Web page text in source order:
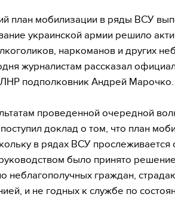
план мобилизации в ряды ВСУ
украинской армии решило
наркоманов и других
журналистам рассказал
подполковник Андрей Марочко.
проведенной очередной
доклад о том, что план
в рядах ВСУ прослеживается
было принято
неблагополучных граждан,
и не годных к службе по